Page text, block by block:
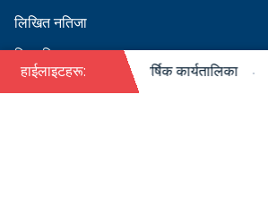
लिखित नतिजा
सिफारिस
हाईलाइटहरू:
को पदपूर्ति सम्बन्धी वार्षिक कार्यतालिका